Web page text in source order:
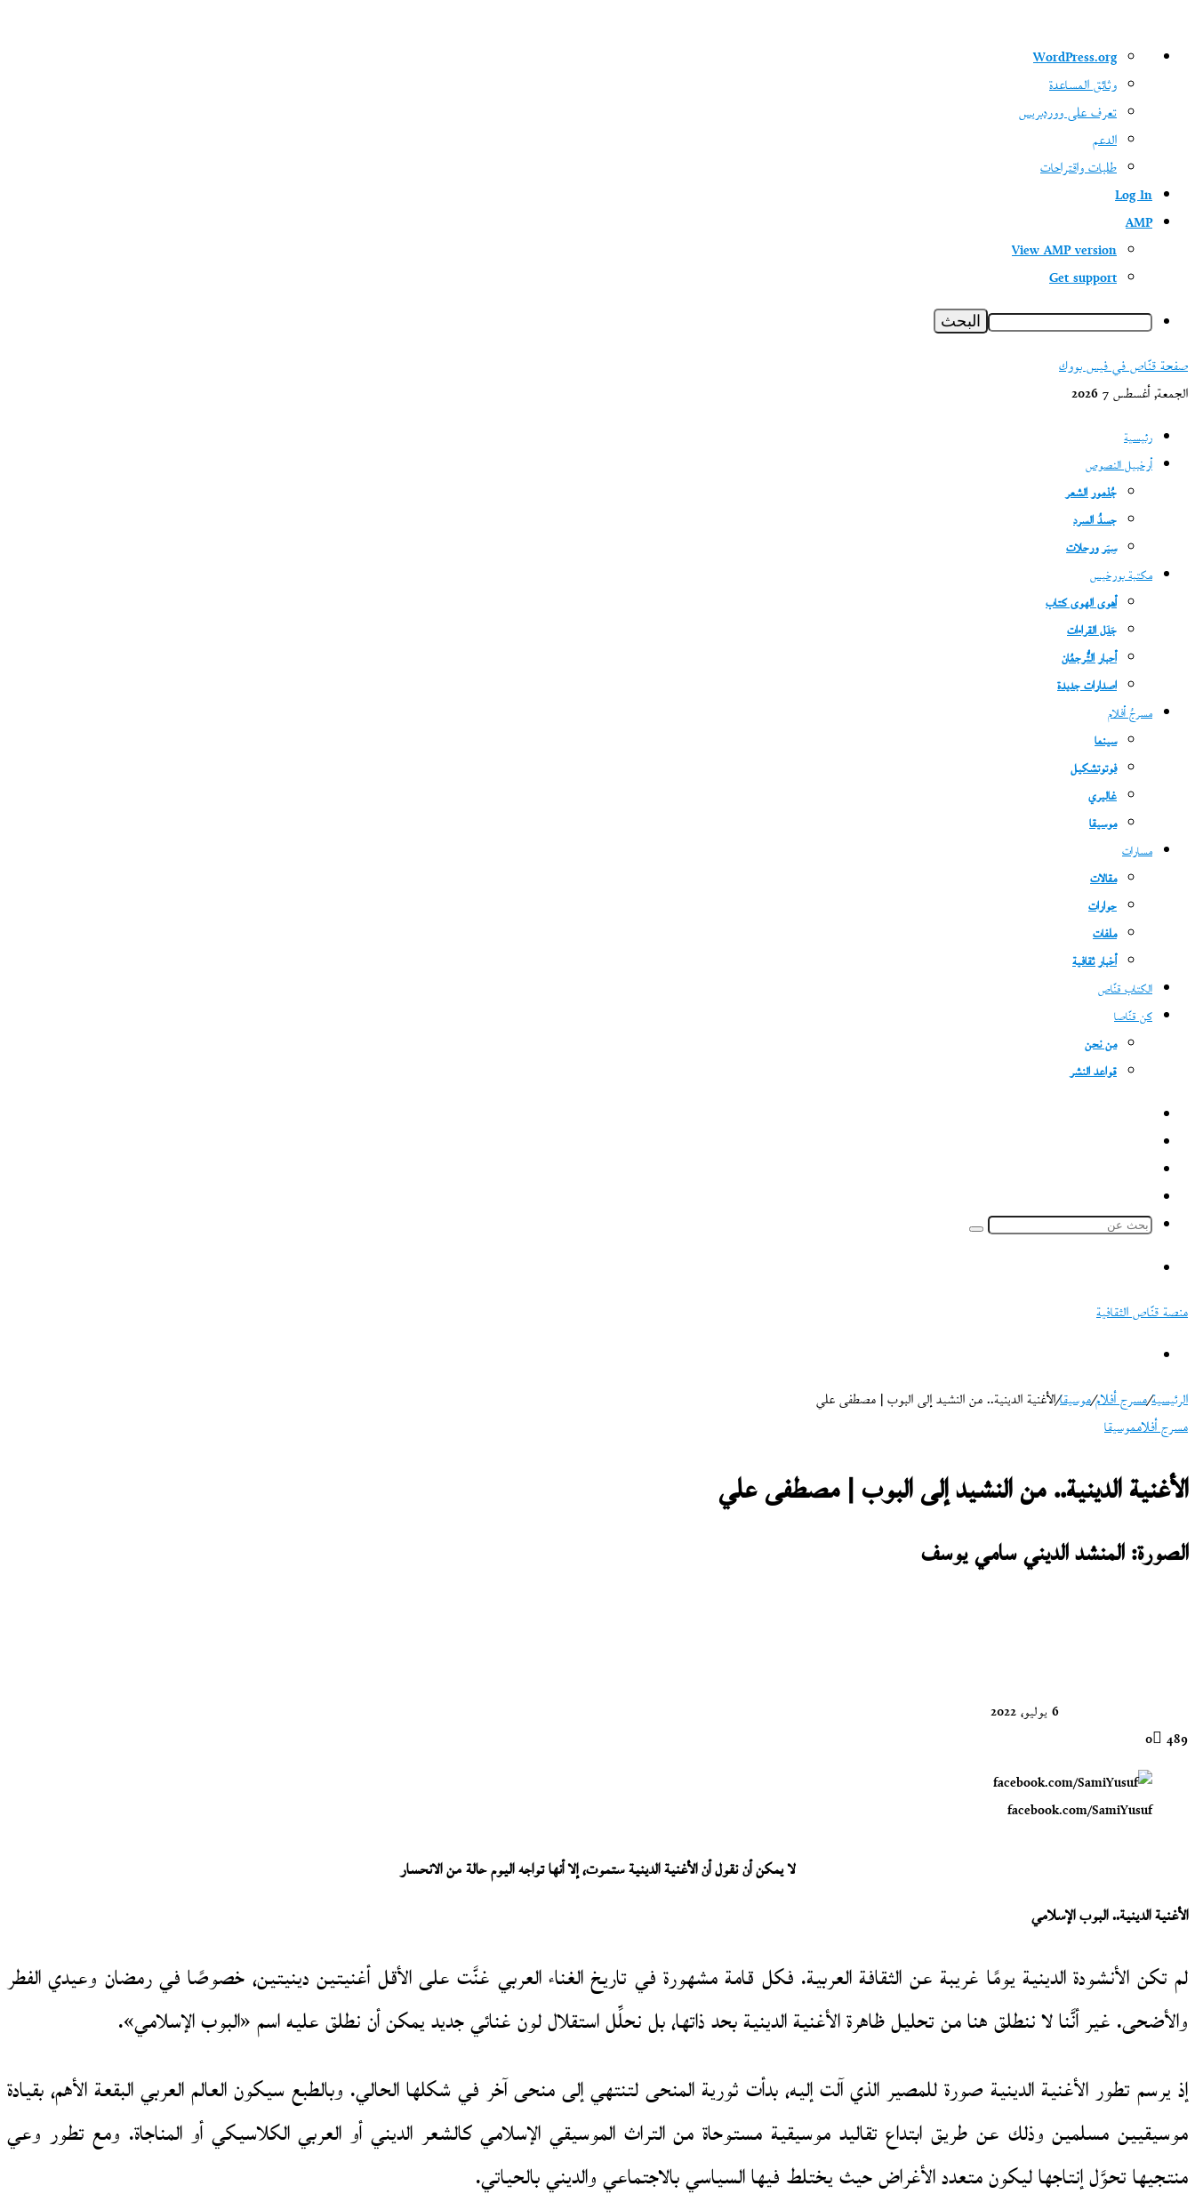
ووردبريس
WordPress.org
وثائق المساعدة
تعرف على ووردبريس
الدعم
طلبات واقتراحات
Log In
AMP
View AMP version
Get support
البحث
صفحة قنّاص في فيس بووك
الجمعة, أغسطس 7 2026
رئيسية
أرخبيل النصوص
جُذمور الشعر
جسدُ السرد
سِيَر ورحلات
مكتبة بورخيس
أهوى الهوى كتاب
جَدَل القراءات
أحبار التُّرجمُان
اصدارات جديدة
مسرحُ أفلام
سينما
فوتوتشكيل
غاليري
موسيقا
مسارات
مقالات
حوارات
ملفات
أخبار ثقافية
الكتاب قنّاص
كن قنّاصا
من نحن
قواعد النشر
الموقع
منصة قنّاص الثقافية
الرئيسية/مسرح أفلام/موسيقا/الأغنية الدينية.. من النشيد إلى البوب | مصطفى علي
مسرح أفلامموسيقا
الأغنية الدينية.. من النشيد إلى البوب | مصطفى علي
الصورة: المنشد الديني سامي يوسف
6 يوليو، 2022
0 489
facebook.com/SamiYusuf
لا يمكن أن نقول أن الأغنية الدينية ستموت، إلا أنها تواجه اليوم حالة من الانحسار
الأغنية الدينية.. البوب الإسلامي
لم تكن الأنشودة الدينية يومًا غريبة عن الثقافة العربية. فكل قامة مشهورة في تاريخ الغناء العربي غنَّت على الأقل أغنيتين دينيتين، خصوصًا في رمضان وعيدي الفطر
والأضحى. غير أنَّنا لا ننطلق هنا من تحليل ظاهرة الأغنية الدينية بحد ذاتها، بل نحلِّل استقلال لون غنائي جديد يمكن أن نطلق عليه اسم «البوب الإسلامي».
إذ يرسم تطور الأغنية الدينية صورة للمصير الذي آلت إليه، بدأت ثورية المنحى لتنتهي إلى منحى آخر في شكلها الحالي. وبالطبع سيكون العالم العربي البقعة الأهم، بقيادة
موسيقيين مسلمين وذلك عن طريق ابتداع تقاليد موسيقية مستوحاة من التراث الموسيقي الإسلامي كالشعر الديني أو العربي الكلاسيكي أو المناجاة. ومع تطور وعي
منتجيها تحوَّل إنتاجها ليكون متعدد الأغراض حيث يختلط فيها السياسي بالاجتماعي والديني بالحياتي.